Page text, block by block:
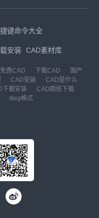
键命令大全
安装 CAD素材库
免费CAD 下载CAD
国产
CAD安装
CAD是什么
下载安装
CAD图纸下载
dwg格式